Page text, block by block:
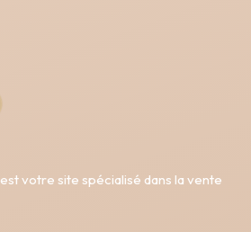
est votre site spécialisé dans la vente